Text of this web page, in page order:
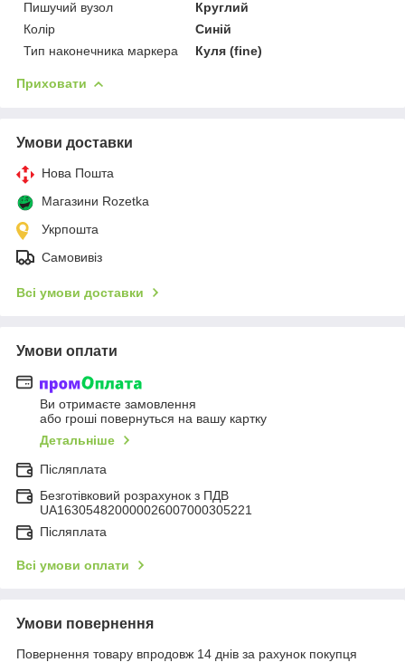
Пишучий вузол
Круглий
Колір
Синій
Тип наконечника маркера
Куля (fine)
Приховати
Умови доставки
Нова Пошта
Магазини Rozetka
Укрпошта
Самовивіз
Всі умови доставки
Умови оплати
Ви отримаєте замовлення
або гроші повернуться на вашу картку
Детальніше
Післяплата
Безготівковий розрахунок з ПДВ
UA163054820000026007000305221
Післяплата
Всі умови оплати
Умови повернення
Повернення товару впродовж 14 днів за рахунок покупця